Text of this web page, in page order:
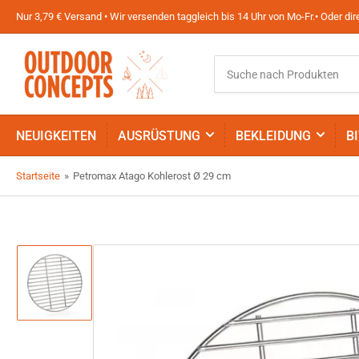
Nur 3,79 € Versand • Wir versenden taggleich bis 14 Uhr von Mo-Fr.• Oder
nach
Produkten
NEUIGKEITEN AUSRÜSTUNG BEKLEIDUNG
Startseite » Petromax Atago Kohlerost Ø 29 cm
Bild
in
Galerieansicht
1